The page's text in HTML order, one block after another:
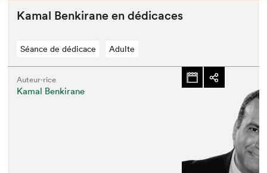
Kamal Benki­rane en dédicaces
Séance de dédicace Adulte
Auteur·rice
Kamal Benkirane